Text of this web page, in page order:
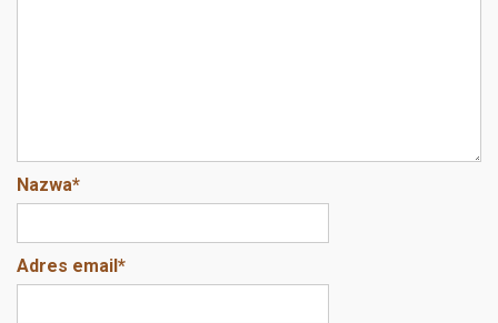
Nazwa*
Adres email*